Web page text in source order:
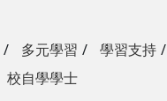
多元學習
學習支持
校自學學士